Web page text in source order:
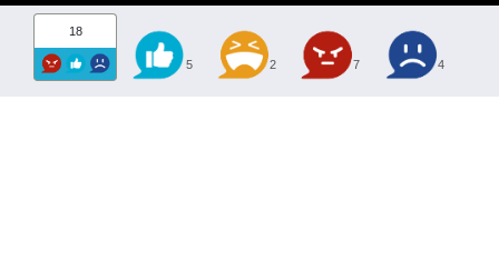
18
5 2 7 4